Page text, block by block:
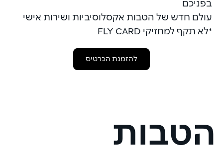
בפניכם
עולם חדש של הטבות אקסלוסיביות ושירות אישי
*לא תקף למחזיקי FLY CARD
להזמנת הכרטיס
הטבות